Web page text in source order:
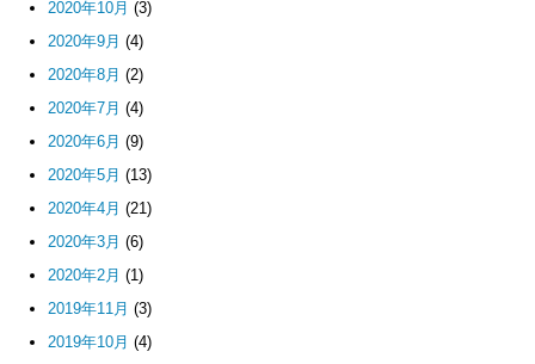
2020年10月 (3)
2020年9月 (4)
2020年8月 (2)
2020年7月 (4)
2020年6月 (9)
2020年5月 (13)
2020年4月 (21)
2020年3月 (6)
2020年2月 (1)
2019年11月 (3)
2019年10月 (4)